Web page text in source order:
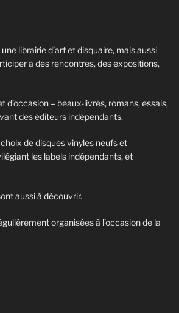
librairie d’art et disquaire, mais aussi
à des rencontres, des expositions,
– beaux-livres, romans, essais,
des éditeurs indépendants.
de disques vinyles neufs et
les labels indépendants, et
aussi à découvrir.
organisées à l’occasion de la